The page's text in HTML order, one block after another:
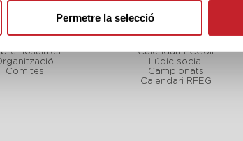
Permetre la selecció
nosaltres
Comitès
Calendari FCGolf
Lúdic social
Campionats
Calendari RFEG